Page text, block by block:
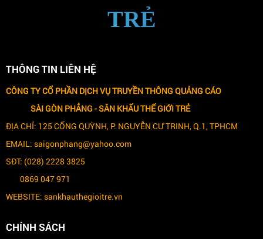
TRẺ
THÔNG TIN LIÊN HỆ
CÔNG TY CỔ PHẦN DỊCH VỤ TRUYỀN THÔNG QUẢNG CÁO
SÀI GÒN PHẲNG -SÂN KHẤU THẾ GIỚI TRẺ
ĐỊA CHỈ: 125 CỐNG QUỲNH, P. NGUYỄN CƯ TRINH, Q.1, TPHCM
EMAIL: saigonphang@yahoo.com
SĐT: (028) 2228 3825
0869 047 971
WEBSITE: sankhauthegioitre.vn
CHÍNH SÁCH